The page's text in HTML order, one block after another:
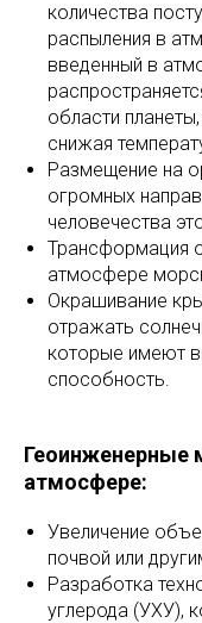
количества
распыления в
введенный в
области
снижая
Размещение на
огромных
человечества
Трансформация
атмосфере
Окрашивание
отражать
которые имеют
способность.
Геоинженерные
атмосфере:
Увеличение
почвой или
Разработка
углерода (УХУ),